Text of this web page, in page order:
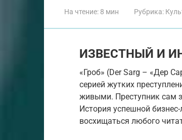
На чтение: 8 мин Рубрика:
ИЗВЕСТНЫЙ И
«Гроб» (Der Sarg – «Дер
серией жутких
живыми. Преступник сам
История успешной
восхищаться любого